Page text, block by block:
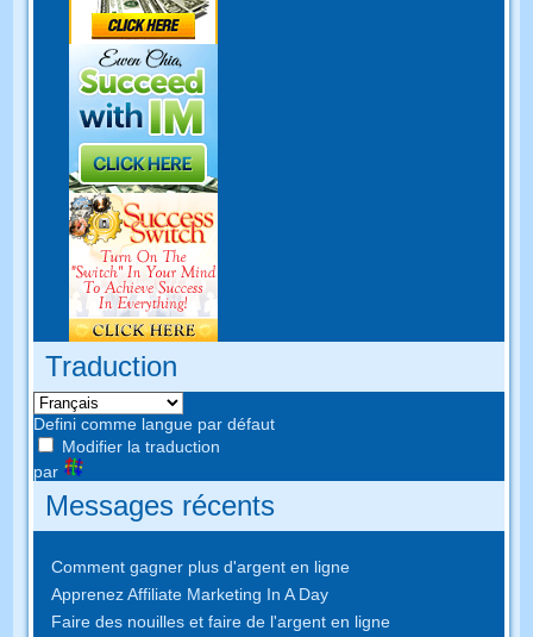
Traduction
Defini comme langue par défaut
Modifier la traduction
par
Messages récents
Comment gagner plus d'argent en ligne
Apprenez Affiliate Marketing In A Day
Faire des nouilles et faire de l'argent en ligne